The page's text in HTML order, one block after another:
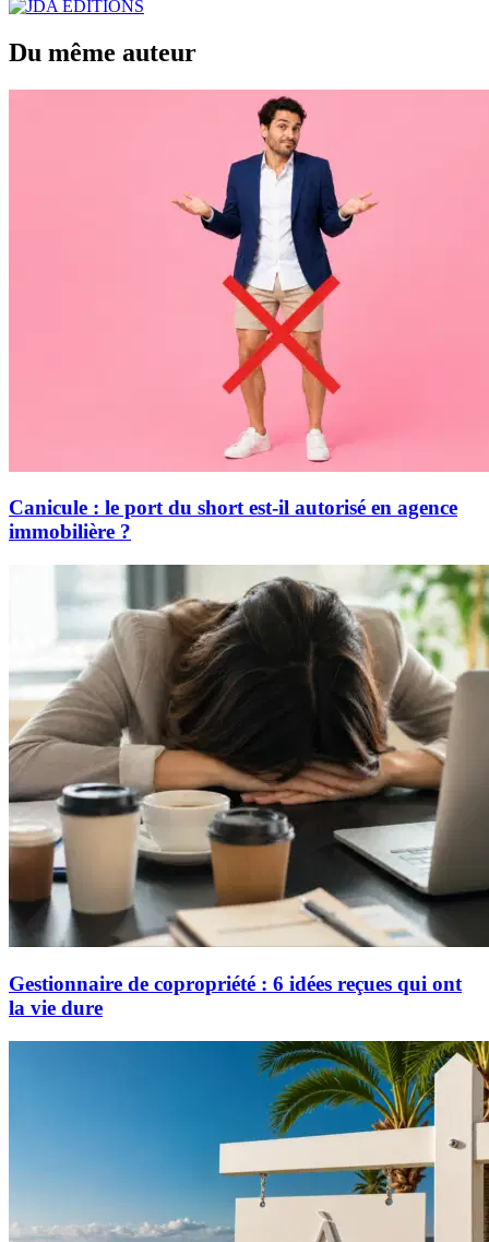
Du même auteur
Canicule : le port du short est-il autorisé en agence
immobilière ?
Gestionnaire de copropriété : 6 idées reçues qui ont
la vie dure